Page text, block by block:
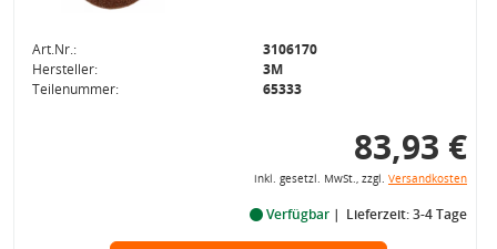
Art.Nr.:
3106170
Hersteller:
3M
Teilenummer:
65333
83,93 €
inkl. gesetzl. MwSt., zzgl. Versandkosten
Verfügbar Lieferzeit: 3-4 Tage